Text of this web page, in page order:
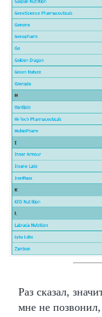
Раз сказал,
мне не позвонил,